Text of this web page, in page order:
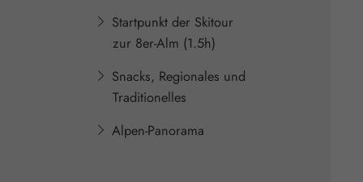
Startpunkt der Skitour
zur 8er-Alm (1.5h)
Snacks, Regionales und
Traditionelles
Alpen-Panorama